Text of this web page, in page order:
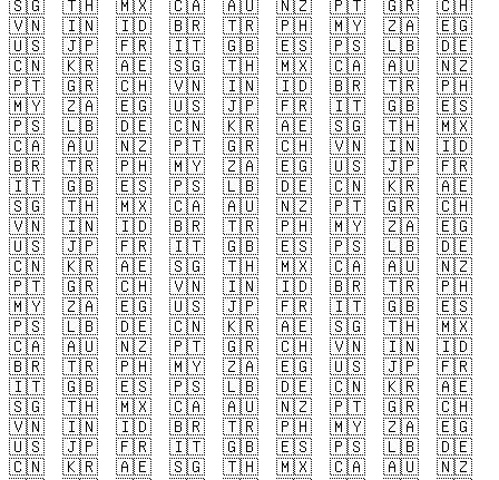
🇸🇬
🇹🇭 🇲🇽 🇨🇦 🇦🇺 🇳🇿 🇵🇹 🇬🇷
🇨🇭
🇻🇳
🇮🇳 🇮🇩 🇧🇷 🇹🇷 🇵🇭 🇲🇾 🇿🇦
🇪🇬
🇺🇸
🇯🇵 🇫🇷 🇮🇹 🇬🇧 🇪🇸 🇵🇸 🇱🇧
🇩🇪
🇨🇳
🇰🇷 🇦🇪 🇸🇬 🇹🇭 🇲🇽 🇨🇦 🇦🇺
🇳🇿
🇵🇹
🇬🇷 🇨🇭 🇻🇳 🇮🇳 🇮🇩 🇧🇷 🇹🇷
🇵🇭
🇲🇾
🇿🇦 🇪🇬 🇺🇸 🇯🇵 🇫🇷 🇮🇹 🇬🇧
🇪🇸
🇵🇸
🇱🇧 🇩🇪 🇨🇳 🇰🇷 🇦🇪 🇸🇬 🇹🇭
🇲🇽
🇨🇦
🇦🇺 🇳🇿 🇵🇹 🇬🇷 🇨🇭 🇻🇳 🇮🇳
🇮🇩
🇧🇷
🇹🇷 🇵🇭 🇲🇾 🇿🇦 🇪🇬 🇺🇸 🇯🇵
🇫🇷
🇮🇹
🇬🇧 🇪🇸 🇵🇸 🇱🇧 🇩🇪 🇨🇳 🇰🇷
🇦🇪
🇸🇬
🇹🇭 🇲🇽 🇨🇦 🇦🇺 🇳🇿 🇵🇹 🇬🇷
🇨🇭
🇻🇳
🇮🇳 🇮🇩 🇧🇷 🇹🇷 🇵🇭 🇲🇾 🇿🇦
🇪🇬
🇺🇸
🇯🇵 🇫🇷 🇮🇹 🇬🇧 🇪🇸 🇵🇸 🇱🇧
🇩🇪
🇨🇳
🇰🇷 🇦🇪 🇸🇬 🇹🇭 🇲🇽 🇨🇦 🇦🇺
🇳🇿
🇵🇹
🇬🇷 🇨🇭 🇻🇳 🇮🇳 🇮🇩 🇧🇷 🇹🇷
🇵🇭
🇲🇾
🇿🇦 🇪🇬 🇺🇸 🇯🇵 🇫🇷 🇮🇹 🇬🇧
🇪🇸
🇵🇸
🇱🇧 🇩🇪 🇨🇳 🇰🇷 🇦🇪 🇸🇬 🇹🇭
🇲🇽
🇨🇦
🇦🇺 🇳🇿 🇵🇹 🇬🇷 🇨🇭 🇻🇳 🇮🇳
🇮🇩
🇧🇷
🇹🇷 🇵🇭 🇲🇾 🇿🇦 🇪🇬 🇺🇸 🇯🇵
🇫🇷
🇮🇹
🇬🇧 🇪🇸 🇵🇸 🇱🇧 🇩🇪 🇨🇳 🇰🇷
🇦🇪
🇸🇬
🇹🇭 🇲🇽 🇨🇦 🇦🇺 🇳🇿 🇵🇹 🇬🇷
🇨🇭
🇻🇳
🇮🇳 🇮🇩 🇧🇷 🇹🇷 🇵🇭 🇲🇾 🇿🇦
🇪🇬
🇺🇸
🇯🇵 🇫🇷 🇮🇹 🇬🇧 🇪🇸 🇵🇸 🇱🇧
🇩🇪
🇨🇳
🇰🇷 🇦🇪 🇸🇬 🇹🇭 🇲🇽 🇨🇦 🇦🇺
🇳🇿